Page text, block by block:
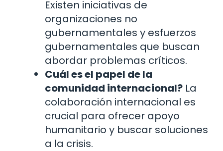
Existen iniciativas de
organizaciones no
gubernamentales y esfuerzos
gubernamentales que buscan
abordar problemas críticos.
Cuál es el papel de la
comunidad internacional? La
colaboración internacional es
crucial para ofrecer apoyo
humanitario y buscar soluciones
a la crisis.